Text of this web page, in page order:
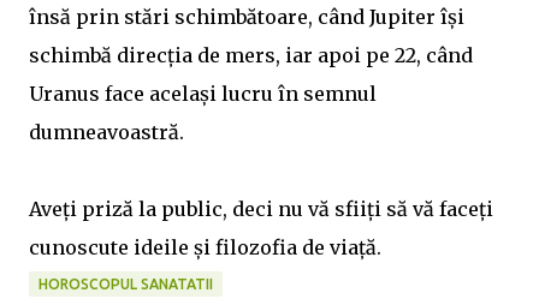
însă prin stări schimbătoare, când Jupiter își
schimbă direcția de mers, iar apoi pe 22, când
Uranus face același lucru în semnul
dumneavoastră.
Aveți priză la public, deci nu vă sfiiți să vă faceți
cunoscute ideile și filozofia de viață.
HOROSCOPUL SANATATII